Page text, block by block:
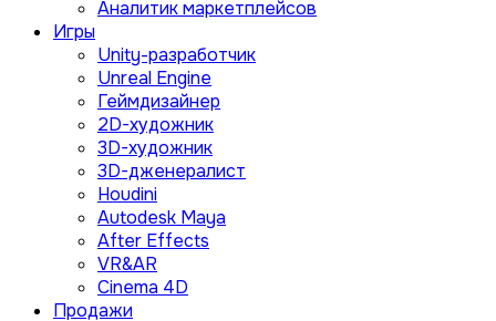
Аналитик маркетплейсов
Игры
Unity-разработчик
Unreal Engine
Геймдизайнер
2D-художник
3D-художник
3D-дженералист
Houdini
Autodesk Maya
After Effects
VR&AR
Cinema 4D
Продажи